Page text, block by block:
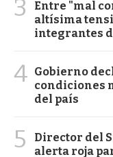
3
Entre "mal
altísima
integrantes
4 Gobierno
condiciones
del país
5
Director del
alerta roja